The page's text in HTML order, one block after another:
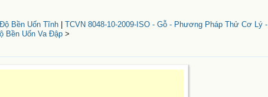
Bền Uốn Tĩnh
TCVN 8048-10-2009-ISO - Gỗ - Phương Pháp Thử Cơ Lý -
Bền Uốn Va Đập>